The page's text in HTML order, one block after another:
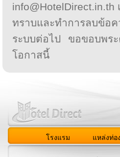
ทราบและทำการลบข้
ระบบต่อไป ขอขอบพ
โอกาสนี้
โรงแรม แหล่งท่อ